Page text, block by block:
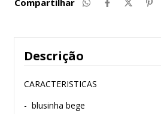
Descrição
CARACTERISTICAS
- blusinha bege